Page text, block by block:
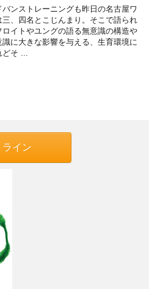
ンストレーニングも昨日の名古屋ワ
三、四名とこじんまり。そこで語られ
ロイトやユングの語る無意識の構造や
識に大きな影響を与える、生育環境に
どそ ...
ライン